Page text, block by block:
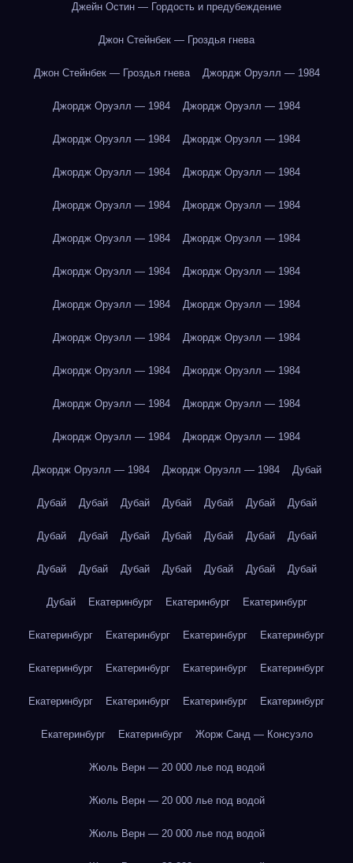
Джейн Остин — Гордость и предубеждение
Джон Стейнбек — Гроздья гнева
Джон Стейнбек — Гроздья гнева Джордж Оруэлл — 1984
Джордж Оруэлл — 1984 Джордж Оруэлл — 1984
Джордж Оруэлл — 1984 Джордж Оруэлл — 1984
Джордж Оруэлл — 1984 Джордж Оруэлл — 1984
Джордж Оруэлл — 1984 Джордж Оруэлл — 1984
Джордж Оруэлл — 1984 Джордж Оруэлл — 1984
Джордж Оруэлл — 1984 Джордж Оруэлл — 1984
Джордж Оруэлл — 1984 Джордж Оруэлл — 1984
Джордж Оруэлл — 1984 Джордж Оруэлл — 1984
Джордж Оруэлл — 1984 Джордж Оруэлл — 1984
Джордж Оруэлл — 1984 Джордж Оруэлл — 1984
Джордж Оруэлл — 1984 Джордж Оруэлл — 1984
Джордж Оруэлл — 1984 Джордж Оруэлл — 1984 Дубай
Дубай Дубай Дубай Дубай Дубай Дубай Дубай
Дубай Дубай Дубай Дубай Дубай Дубай Дубай
Дубай Дубай Дубай Дубай Дубай Дубай Дубай
Дубай Екатеринбург Екатеринбург Екатеринбург
Екатеринбург Екатеринбург Екатеринбург Екатеринбург
Екатеринбург Екатеринбург Екатеринбург Екатеринбург
Екатеринбург Екатеринбург Екатеринбург Екатеринбург
Екатеринбург Екатеринбург Жорж Санд — Консуэло
Жюль Верн — 20 000 лье под водой
Жюль Верн — 20 000 лье под водой
Жюль Верн — 20 000 лье под водой